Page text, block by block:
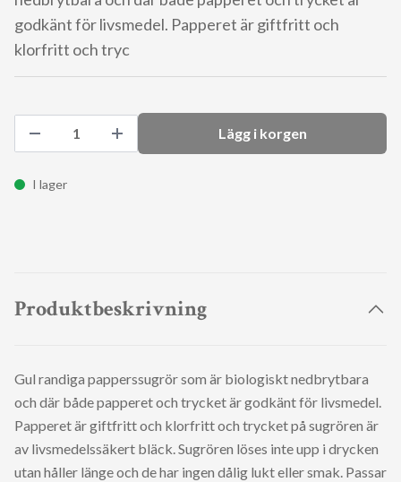
godkänt för livsmedel. Papperet är giftfritt och
klorfritt och tryc
Lägg i korgen
I lager
Produktbeskrivning
Gul randiga papperssugrör som är biologiskt nedbrytbara
och där både papperet och trycket är godkänt för livsmedel.
Papperet är giftfritt och klorfritt och trycket på sugrören är
av livsmedelssäkert bläck. Sugrören löses inte upp i drycken
utan håller länge och de har ingen dålig lukt eller smak. Passar